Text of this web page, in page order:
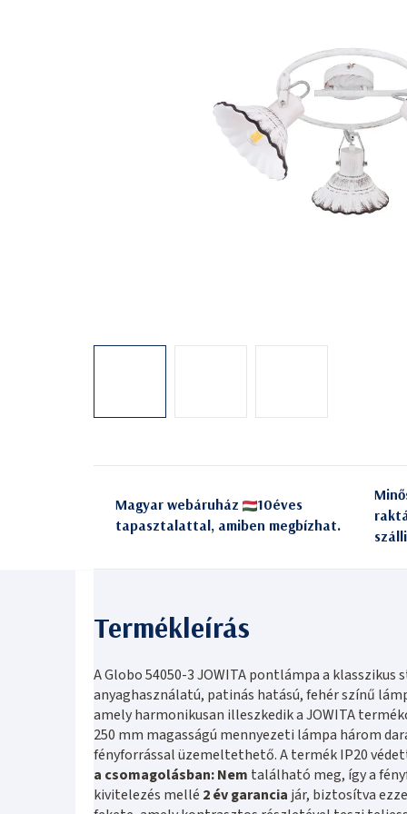
Magyar webáruház
10éves
tapasztalattal, amiben megbízhat.
A Globo 54050-3 JOWITA pontlámpa a
anyaghasználatú, patinás hatású, fehér színű
amely harmonikusan illeszkedik a JOWITA
250 mm magasságú mennyezeti lámpa három
fényforrással üzemeltethető. A termék IP20
a csomagolásban: Nem található meg, így a
kivitelezés mellé 2 év garancia jár, biztosítva